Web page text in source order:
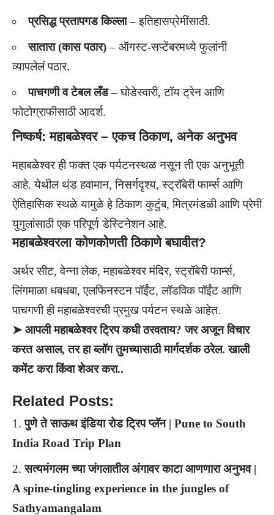
प्रसिद्ध प्रतापगड किल्ला– इतिहासप्रेमींसाठी.
सातारा (कास पठार)– ऑगस्ट-सप्टेंबरमध्ये फुलांनी
व्यापलेलं पठार.
पाचगणी व टेबल लँड– घोडेस्वारी, टॉय ट्रेन आणि
फोटोग्राफीसाठी आदर्श.
निष्कर्ष: महाबळेश्वर – एकच ठिकाण, अनेक अनुभव
महाबळेश्वर ही फक्त एक पर्यटनस्थळ नसून ती एक अनुभूती
आहे. येथील थंड हवामान, निसर्गदृश्य, स्ट्रॉबेरी फार्म्स आणि
ऐतिहासिक स्थळे यामुळे हे ठिकाण कुटुंब, मित्रमंडळी आणि प्रेमी
युगुलांसाठी एक परिपूर्ण डेस्टिनेशन आहे.
महाबळेश्वरला कोणकोणती ठिकाणे बघावीत?
अर्थर सीट, वेन्ना लेक, महाबळेश्वर मंदिर, स्ट्रॉबेरी फार्म्स,
लिंगमाळा धबधबा, एलफिनस्टन पॉईंट, लॉडविक पॉईंट आणि
पाचगणी ही महाबळेश्वरची प्रमुख पर्यटन स्थळे आहेत.
➤ आपली महाबळेश्वर ट्रिप कधी ठरवताय? जर अजून विचार
करत असाल, तर हा ब्लॉग तुमच्यासाठी मार्गदर्शक ठरेल. खाली
कमेंट करा किंवा शेअर करा..
Related Posts:
पुणे ते साऊथ इंडिया रोड ट्रिप प्लॅन | Pune to South
India Road Trip Plan
सत्यमंगलम च्या जंगलातील अंगावर काटा आणणारा अनुभव |
A spine-tingling experience in the jungles of
Sathyamangalam